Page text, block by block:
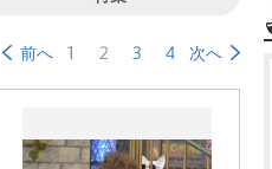
前へ 1 2 3 4 次へ